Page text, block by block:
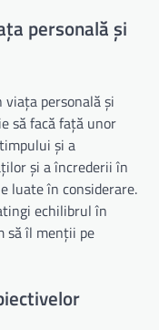
personală și
personală și
să facă față unor
și a
și a încrederii în
luate în considerare.
echilibrul în
să îl menții pe